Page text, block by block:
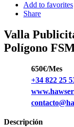
Add to favorites
Share
Valla
Polígono
650€/Mes
+34 822 25
Descripción